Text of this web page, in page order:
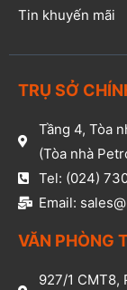
Tin khuyến mãi
TRỤ SỞ
Tầng 4, Tòa
(Tòa nhà
Tel: (024)
Email:
VĂN PHÒNG
927/1 CMT8,